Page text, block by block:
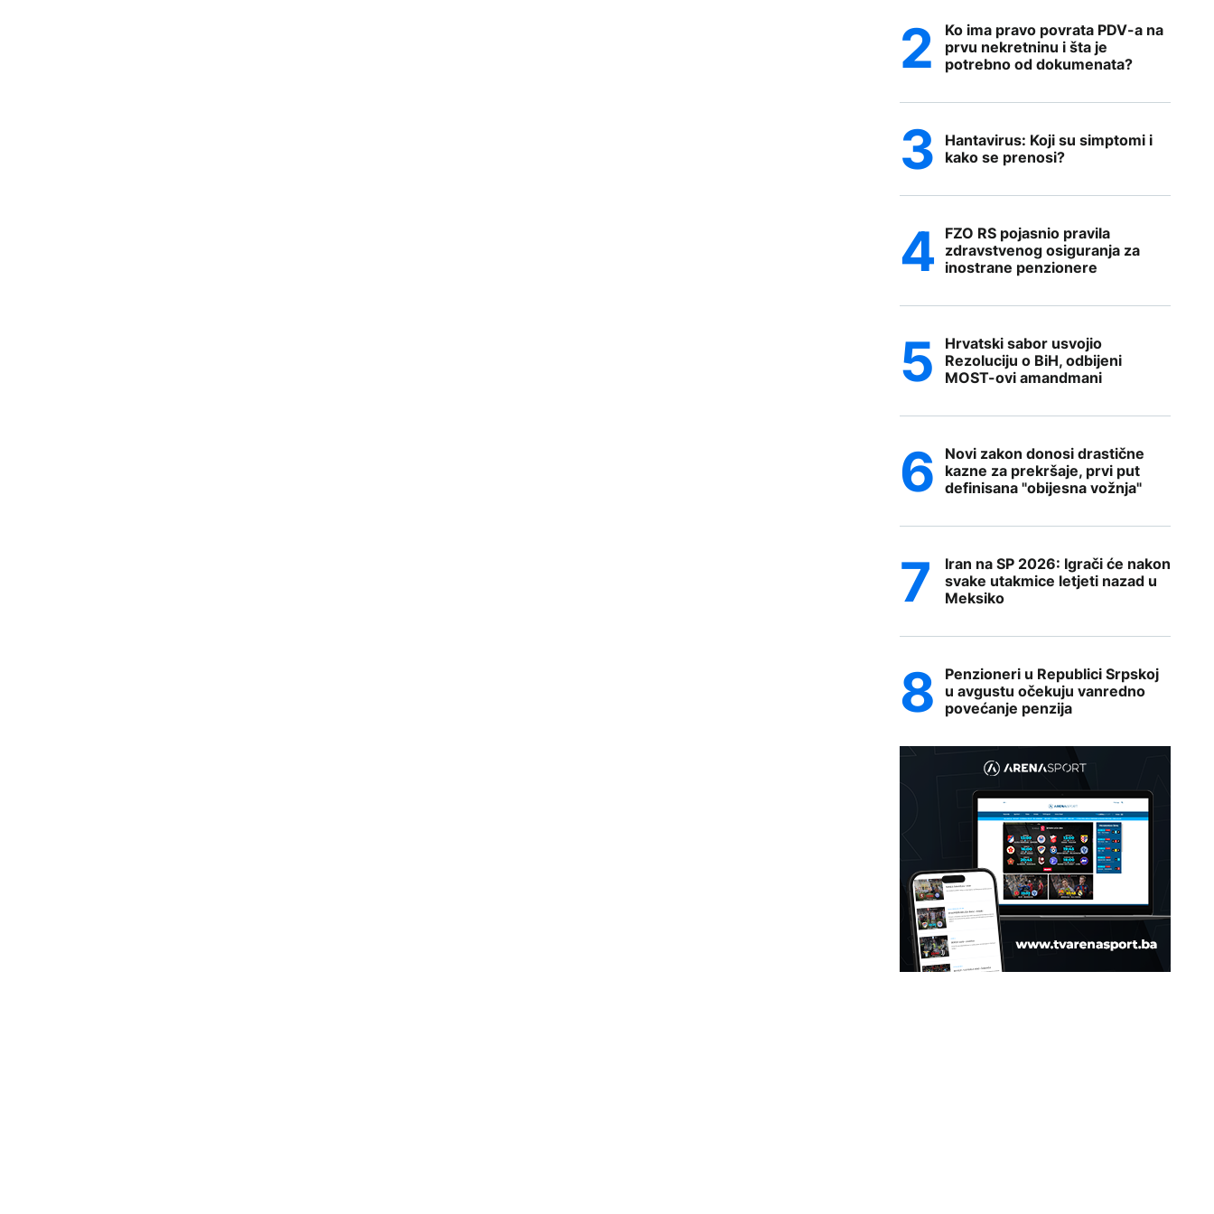
Ko ima pravo povrata PDV-a na
prvu nekretninu i šta je
potrebno od dokumenata?
Hantavirus: Koji su simptomi i
kako se prenosi?
FZO RS pojasnio pravila
zdravstvenog osiguranja za
inostrane penzionere
Hrvatski sabor usvojio
Rezoluciju o BiH, odbijeni
MOST-ovi amandmani
Novi zakon donosi drastične
kazne za prekršaje, prvi put
definisana "obijesna vožnja"
Iran na SP 2026: Igrači će nakon
svake utakmice letjeti nazad u
Meksiko
Penzioneri u Republici Srpskoj
u avgustu očekuju vanredno
povećanje penzija